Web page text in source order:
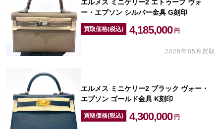
エルメス ミニケリー2 エトゥープ ヴォ
ー・エプソン シルバー金具 G刻印
買取価格(税込) 4,185,000 円
2026年05月買取
エルメス ミニケリー2 ブラック ヴォー・
エプソン ゴールド金具 K刻印
買取価格(税込) 4,300,000 円